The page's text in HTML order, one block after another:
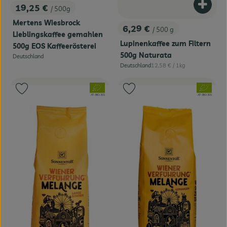
, Preis:
19,25 € / 500g
Mertens Wiesbrock
Lieblingskaffee gemahlen
500g EOS Kaffeerösterei
, Herkunft:
Deutschland
, Preis:
6,29 € / 500 g
Lupinenkaffee zum Filtern
500g Naturata
, Herkunft:
Deutschland, Referenzpreis:
12,58 € / 1kg
, Verband:
, Kontrollstelle:
AT-BIO-301
Produkt zu Favouriten hinzufügen
, Verband:
, Kontrollstelle:
AT-BIO-301
Produkt zu Favouriten hinzufügen